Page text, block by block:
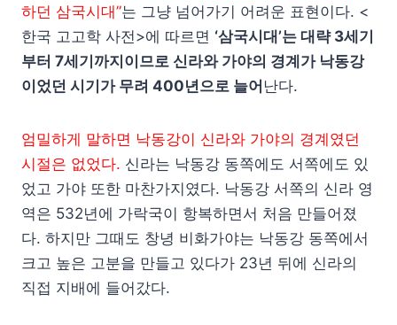
하던 삼국시대”는 그냥 넘어가기 어려운 표현이다. <
한국 고고학 사전>에 따르면 ‘삼국시대’는 대략 3세기
부터 7세기까지이므로 신라와 가야의 경계가 낙동강
이었던 시기가 무려 400년으로 늘어 난다.
엄밀하게 말하면 낙동강이 신라와 가야의 경계였던
시절은 없었다. 신라는 낙동강 동쪽에도 서쪽에도 있
었고 가야 또한 마찬가지였다. 낙동강 서쪽의 신라 영
역은 532년에 가락국이 항복하면서 처음 만들어졌
다. 하지만 그때도 창녕 비화가야는 낙동강 동쪽에서
크고 높은 고분을 만들고 있다가 23년 뒤에 신라의
직접 지배에 들어갔다.